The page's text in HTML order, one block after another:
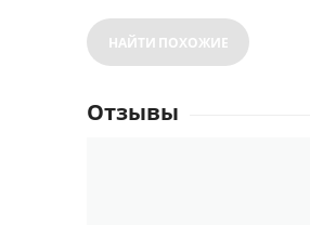
НАЙТИ ПОХОЖИЕ
Отзывы